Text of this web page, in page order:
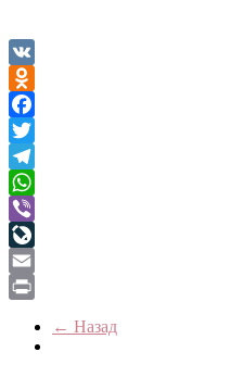
VK
Odnoklassniki
Facebook
Twitter
Telegram
WhatsApp
Viber
LiveJournal
Email
← Назад